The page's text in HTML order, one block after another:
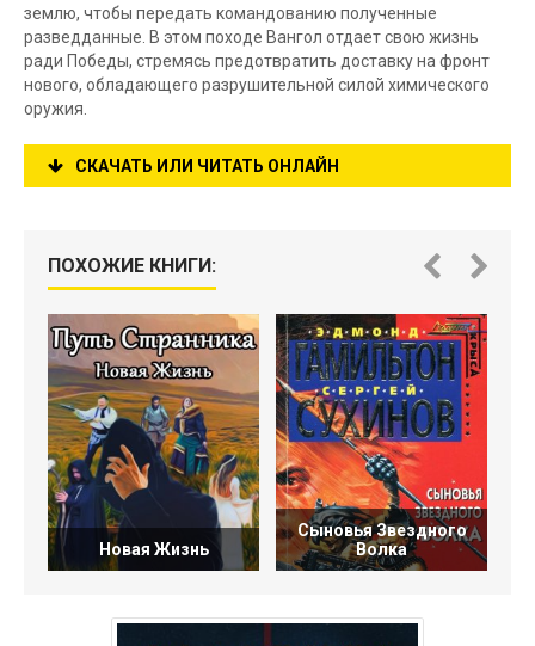
землю, чтобы передать командованию полученные
разведданные. В этом походе Вангол отдает свою жизнь
ради Победы, стремясь предотвратить доставку на фронт
нового, обладающего разрушительной силой химического
оружия.
СКАЧАТЬ ИЛИ ЧИТАТЬ ОНЛАЙН
ПОХОЖИЕ КНИГИ:
Новая Жизнь
Сыновья Звездного
Волка